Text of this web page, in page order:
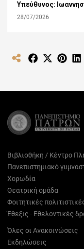
Υπεύθυνος:
28/07/2026
Share Share
(Twitter)
Share
Βιβλιοθήκη / Κέντρο
Πανεπιστημιακό
Χορωδία
Θεατρική ομάδα
Φοιτητικές
Έθεξις - Εθελοντικές
Όλες οι Ανακοινώσεις
Εκδηλώσεις